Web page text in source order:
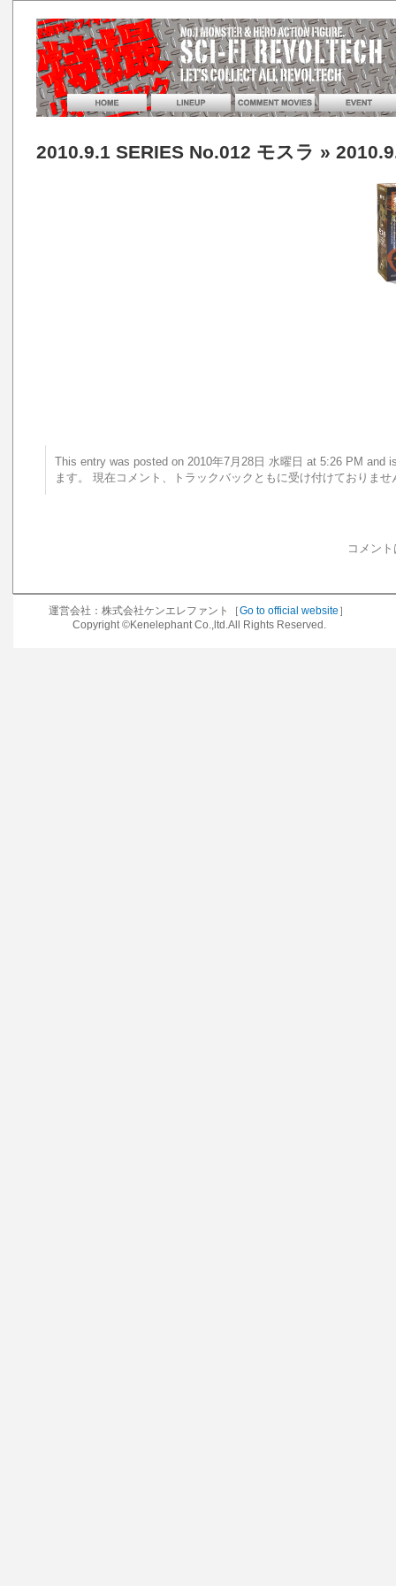
2010.9.1 SERIES No.012 モスラ »
This entry was posted on 2010年7月28日 水曜日 at 5:26 PM
ます。 現在コメント、トラックバックともに受け付けておりませ
コメン
運営会社：株式会社ケンエレファント［Go to official website ］
Copyright ©Kenelephant Co.,ltd.All Rights Reserved.